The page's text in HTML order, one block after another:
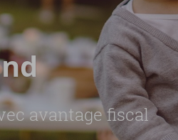
avantage fiscal